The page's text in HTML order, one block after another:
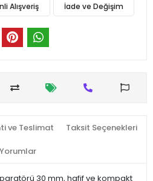
Alışveriş İade ve Değişim
ve Teslimat Taksit Seçenekleri
Yorumlar
30 mm, hafif ve kompakt